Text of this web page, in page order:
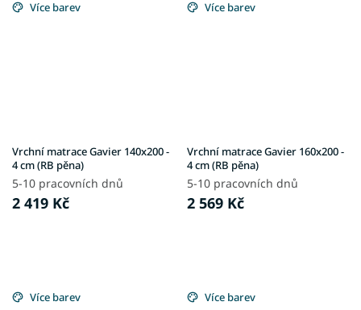
Více barev
Vrchní matrace Gavier 140x200 -
4 cm (RB pěna)
5-10 pracovních dnů
2 419 Kč
Více barev
Vrchní matrace Gavier 160x200 -
4 cm (RB pěna)
5-10 pracovních dnů
2 569 Kč
Více barev Více barev